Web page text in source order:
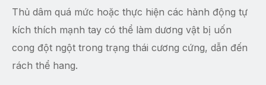
Thủ dâm quá mức hoặc thực hiện các hành động tự
kích thích mạnh tay có thể làm dương vật bị uốn
cong đột ngột trong trạng thái cương cứng, dẫn đến
rách thể hang.